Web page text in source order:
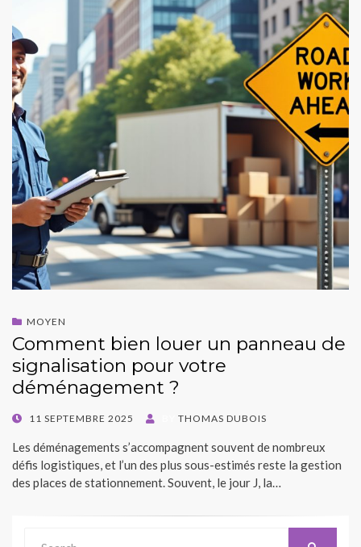
MOYEN
Comment bien louer un panneau de
signalisation pour votre
déménagement ?
POSTED
11 SEPTEMBRE 2025 THOMAS DUBOIS
Les déménagements s’accompagnent souvent de nombreux
défis logistiques, et l’un des plus sous-estimés reste la gestion
des places de stationnement. Souvent, le jour J, la…